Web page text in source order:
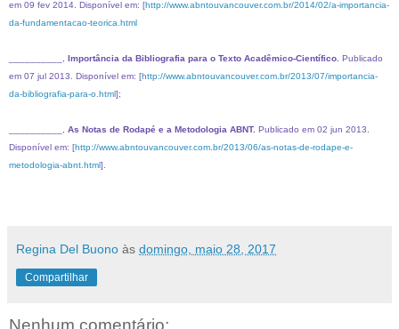
em 09 fev 2014. Disponível em: [http://www.abntouvancouver.com.br/2014/02/a-importancia-
da-fundamentacao-teorica.html
Importância da Bibliografia para o Texto Acadêmico-Científico. Publicado
em 07 jul 2013. Disponível em: [http://www.abntouvancouver.com.br/2013/07/importancia-
da-bibliografia-para-o.html];
As Notas de Rodapé e a Metodologia ABNT. Publicado em 02 jun 2013.
Disponível em: [http://www.abntouvancouver.com.br/2013/06/as-notas-de-rodape-e-
metodologia-abnt.html].
Regina Del Buono às domingo, maio 28, 2017
Compartilhar
Nenhum comentário: